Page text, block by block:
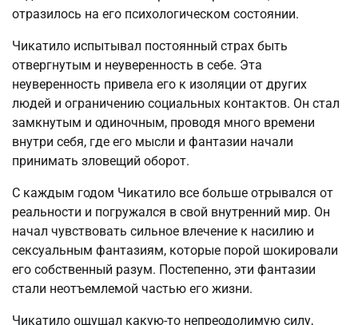
отразилось на его психологическом состоянии.
Чикатило испытывал постоянный страх быть
отвергнутым и неуверенность в себе. Эта
неуверенность привела его к изоляции от других
людей и ограничению социальных контактов. Он стал
замкнутым и одиночным, проводя много времени
внутри себя, где его мысли и фантазии начали
принимать зловещий оборот.
С каждым годом Чикатило все больше отрывался от
реальности и погружался в свой внутренний мир. Он
начал чувствовать сильное влечение к насилию и
сексуальным фантазиям, которые порой шокировали
его собственный разум. Постепенно, эти фантазии
стали неотъемлемой частью его жизни.
Чикатило ощущал какую-то непреодолимую силу,